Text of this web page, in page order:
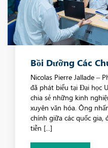
Bồi Dưỡng Các
Thông Qua
Về Môi Trường
Nicolas Pierre Jallade –
đã phát biểu tại Đại học
chia sẻ những kinh
xuyên văn hóa. Ông
chính giữa các quốc gia,
tiễn [...]